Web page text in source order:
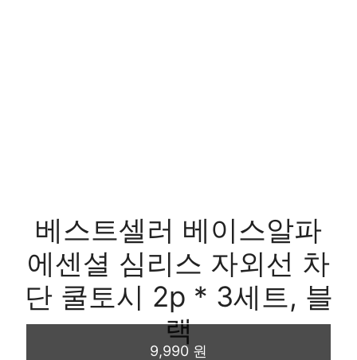
베스트셀러 베이스알파
에센셜 심리스 자외선 차
단 쿨토시 2p * 3세트, 블
랙
9,990 원